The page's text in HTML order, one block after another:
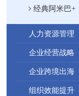
经典阿米巴+
人力资源管理
企业经营战略
企业跨境出海
组织效能提升